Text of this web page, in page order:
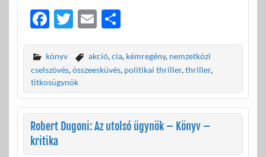
F
e
b
o
o
k
T
itt
er
E
ail
O
za
m
e
g
könyv akció,cia, kémregény, nemzetközi
cselszövés,összeesküvés, politikai thriller,thriller,
titkosügynök
Robert Dugoni: Az utolsó ügynök – Könyv –
kritika